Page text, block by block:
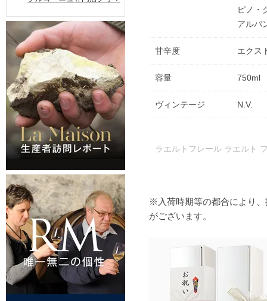
ピノ・
アルバ
甘辛度 エクス
容量 750ml
ヴィンテージ N.V.
ラエルトフレール ラエルト
※入荷時期等の都合により
がございます。